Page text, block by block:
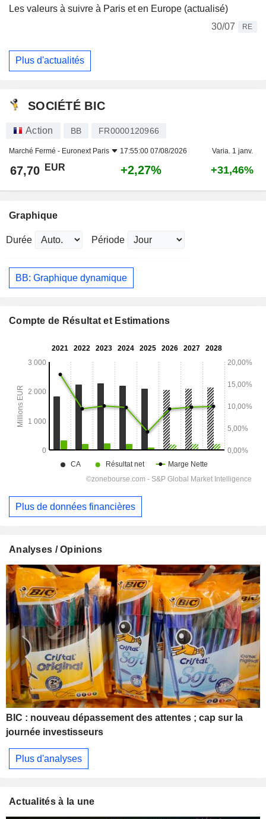
Les valeurs à suivre à Paris et en Europe (actualisé)
30/07
RE
Plus d'actualités
SOCIÉTÉ BIC
Action BB FR0000120966
Marché Fermé - Euronext Paris 17:55:00 07/08/2026 Varia. 1 janv.
67,70 EUR +2,27% +31,46%
Graphique
Durée Période
BB: Graphique dynamique
Compte de Résultat et Estimations
Plus de données financières
Analyses / Opinions
BIC : nouveau dépassement des attentes ; cap sur la
journée investisseurs
Plus d'analyses
Actualités à la une